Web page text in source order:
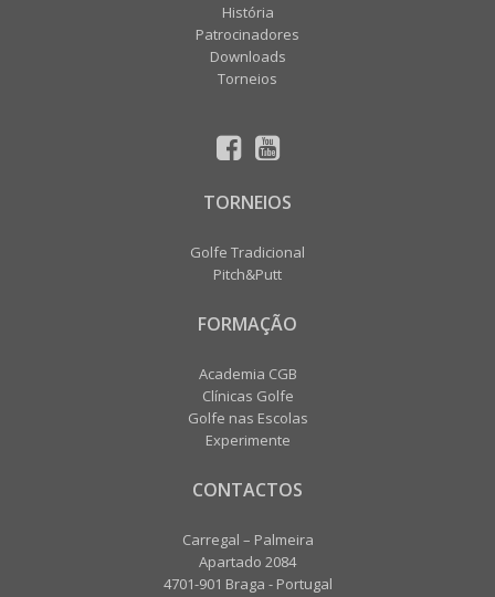
História
Patrocinadores
Downloads
Torneios
TORNEIOS
Golfe Tradicional
Pitch&Putt
FORMAÇÃO
Academia CGB
Clínicas Golfe
Golfe nas Escolas
Experimente
CONTACTOS
Carregal – Palmeira
Apartado 2084
4701-901 Braga - Portugal